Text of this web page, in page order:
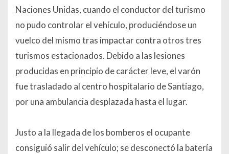
Naciones Unidas, cuando el conductor del turismo
no pudo controlar el vehículo, produciéndose un
vuelco del mismo tras impactar contra otros tres
turismos estacionados. Debido a las lesiones
producidas en principio de carácter leve, el varón
fue trasladado al centro hospitalario de Santiago,
por una ambulancia desplazada hasta el lugar.
Justo a la llegada de los bomberos el ocupante
consiguió salir del vehículo; se desconectó la batería